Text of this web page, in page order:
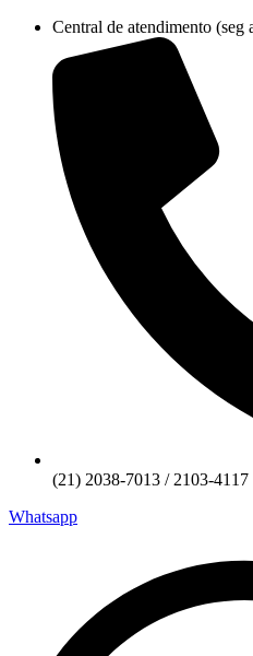
conteúdo
Central de atendimento (seg
(21) 2038-7013 / 2103-4117
Whatsapp